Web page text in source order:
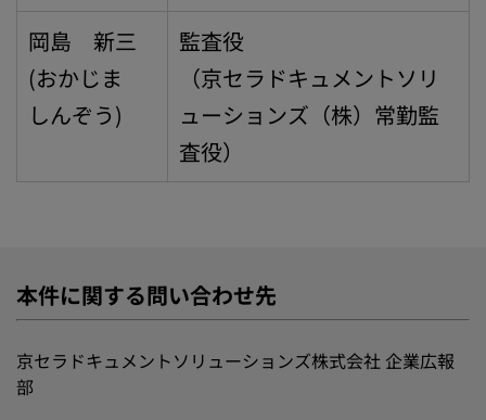
岡島 新三
(おかじま
しんぞう)
監査役
（京セラドキュメントソリ
ューションズ（株）常勤監
査役）
本件に関する問い合わせ先
京セラドキュメントソリューションズ株式会社 企業広報
部